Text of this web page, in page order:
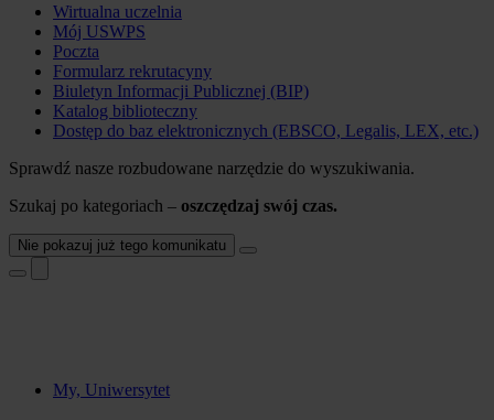
Wirtualna uczelnia
Mój USWPS
Poczta
Formularz rekrutacyny
Biuletyn Informacji Publicznej (BIP)
Katalog biblioteczny
Dostęp do baz elektronicznych (EBSCO, Legalis, LEX, etc.)
Sprawdź nasze rozbudowane narzędzie do wyszukiwania.
Szukaj po kategoriach – oszczędzaj swój czas.
Nie pokazuj już tego komunikatu
My, Uniwersytet